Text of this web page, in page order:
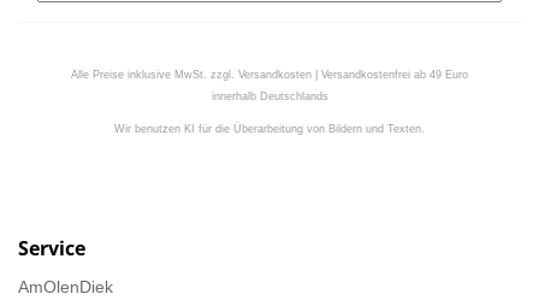
Alle Preise inklusive MwSt. zzgl. Versandkosten | Versandkostenfrei ab 49 Euro
innerhalb Deutschlands
Wir benutzen KI für die Überarbeitung von Bildern und Texten.
Service
AmOlenDiek